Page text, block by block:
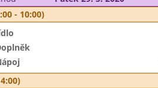
- 10:00)